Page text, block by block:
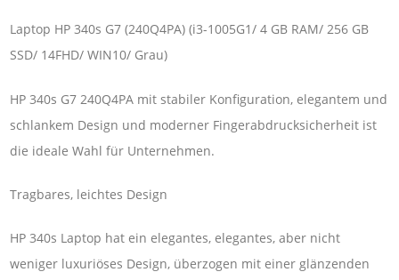
Laptop HP 340s G7 (240Q4PA) (i3-1005G1/ 4 GB RAM/ 256 GB
SSD/ 14FHD/ WIN10/ Grau)
HP 340s G7 240Q4PA mit stabiler Konfiguration, elegantem und
schlankem Design und moderner Fingerabdrucksicherheit ist
die ideale Wahl für Unternehmen.
Tragbares, leichtes Design
HP 340s Laptop hat ein elegantes, elegantes, aber nicht
weniger luxuriöses Design, überzogen mit einer glänzenden